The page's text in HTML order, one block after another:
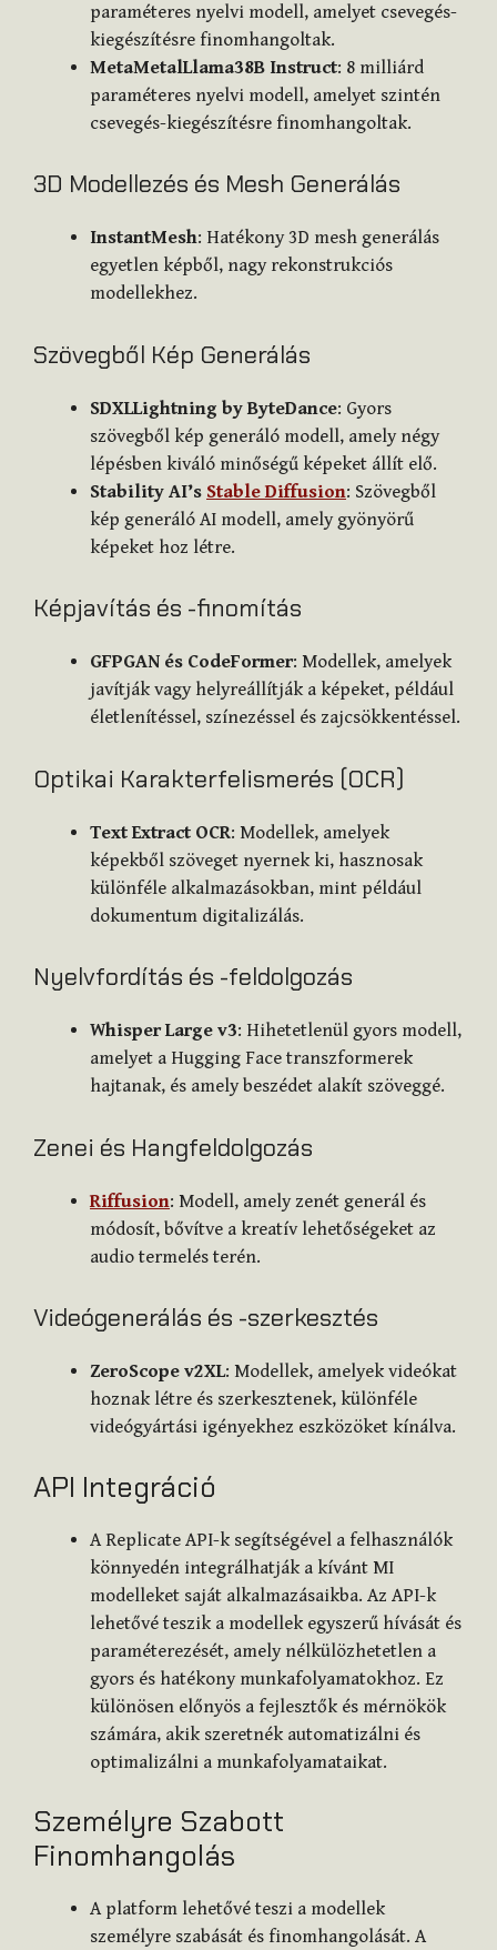
paraméteres nyelvi modell, amelyet csevegés-
kiegészítésre finomhangoltak.
MetaMetalLlama38B Instruct: 8 milliárd
paraméteres nyelvi modell, amelyet szintén
csevegés-kiegészítésre finomhangoltak.
3D Modellezés és Mesh Generálás
InstantMesh: Hatékony 3D mesh generálás
egyetlen képből, nagy rekonstrukciós
modellekhez.
Szövegből Kép Generálás
SDXLLightning by ByteDance: Gyors
szövegből kép generáló modell, amely négy
lépésben kiváló minőségű képeket állít elő.
Stability AI’s Stable Diffusion: Szövegből
kép generáló AI modell, amely gyönyörű
képeket hoz létre.
Képjavítás és -finomítás
GFPGAN és CodeFormer: Modellek, amelyek
javítják vagy helyreállítják a képeket, például
életlenítéssel, színezéssel és zajcsökkentéssel.
Optikai Karakterfelismerés (OCR)
Text Extract OCR: Modellek, amelyek
képekből szöveget nyernek ki, hasznosak
különféle alkalmazásokban, mint például
dokumentum digitalizálás.
Nyelvfordítás és -feldolgozás
Whisper Large v3: Hihetetlenül gyors modell,
amelyet a Hugging Face transzformerek
hajtanak, és amely beszédet alakít szöveggé.
Zenei és Hangfeldolgozás
Riffusion: Modell, amely zenét generál és
módosít, bővítve a kreatív lehetőségeket az
audio termelés terén.
Videógenerálás és -szerkesztés
ZeroScope v2XL: Modellek, amelyek videókat
hoznak létre és szerkesztenek, különféle
videógyártási igényekhez eszközöket kínálva.
API Integráció
A Replicate API-k segítségével a felhasználók
könnyedén integrálhatják a kívánt MI
modelleket saját alkalmazásaikba. Az API-k
lehetővé teszik a modellek egyszerű hívását és
paraméterezését, amely nélkülözhetetlen a
gyors és hatékony munkafolyamatokhoz. Ez
különösen előnyös a fejlesztők és mérnökök
számára, akik szeretnék automatizálni és
optimalizálni a munkafolyamataikat.
Személyre Szabott
Finomhangolás
A platform lehetővé teszi a modellek
személyre szabását és finomhangolását. A